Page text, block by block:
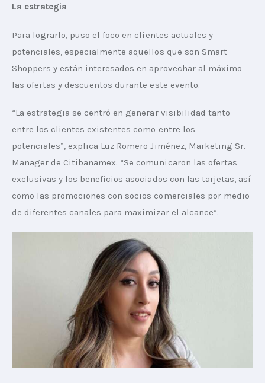
La estrategia
Para lograrlo, puso el foco en clientes actuales y
potenciales, especialmente aquellos que son Smart
Shoppers y están interesados en aprovechar al máximo
las ofertas y descuentos durante este evento.
“La estrategia se centró en generar visibilidad tanto
entre los clientes existentes como entre los
potenciales”, explica Luz Romero Jiménez, Marketing Sr.
Manager de Citibanamex. “Se comunicaron las ofertas
exclusivas y los beneficios asociados con las tarjetas, así
como las promociones con socios comerciales por medio
de diferentes canales para maximizar el alcance”.